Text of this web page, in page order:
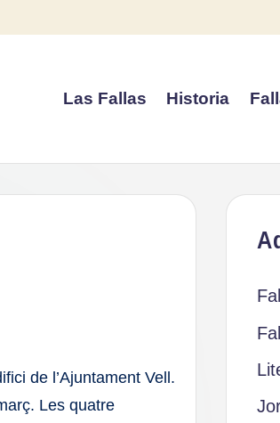
Las Fallas Historia
de l’Ajuntament Vell.
Les quatre